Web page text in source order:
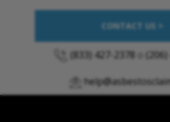
CONTACT US >
(833) 427-2378